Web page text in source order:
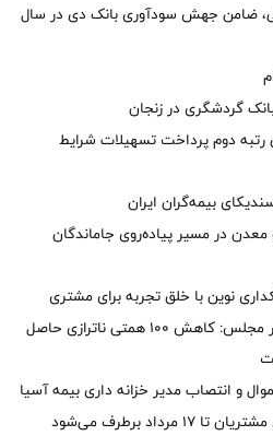
ضامن جهش سودآوری بانک دی در سال
گردشگری در زنجان
دوم پرداخت تسهیلات شرایط
بیمه‌گران ایران
در مسیر پیاده‌روی جاماندگان
نوین با خلق تجربه برای مشتری
نماینده مردم خلخال و کوثر در مجلس: کاهش ۱۰۰ همتی ناترازی حاصل
و انتصاب مدیر خزانه داری بیمه آسیا
برطرف می‌شود